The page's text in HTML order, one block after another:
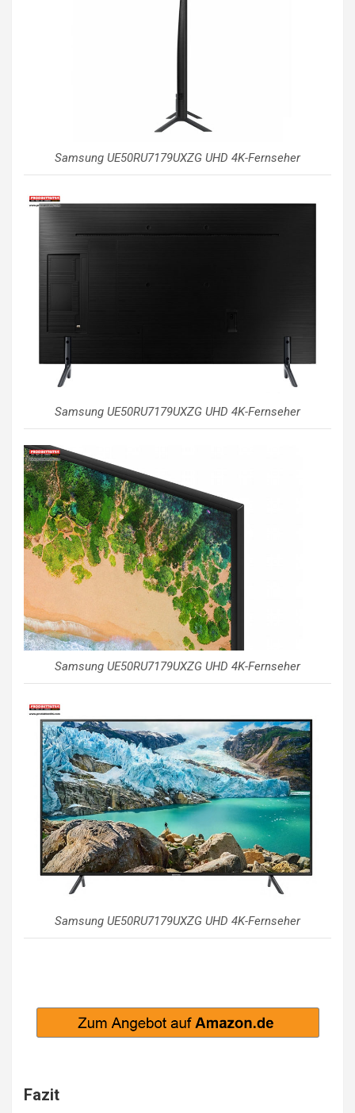
Samsung UE50RU7179UXZG UHD 4K-Fernseher
Samsung UE50RU7179UXZG UHD 4K-Fernseher
Samsung UE50RU7179UXZG UHD 4K-Fernseher
Samsung UE50RU7179UXZG UHD 4K-Fernseher
Fazit